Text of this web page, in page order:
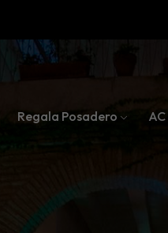
Regala Posadero